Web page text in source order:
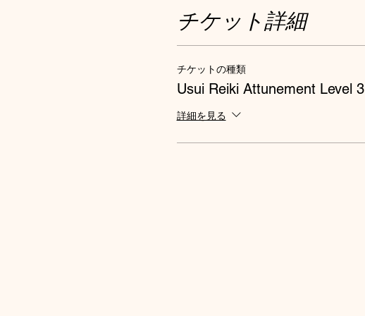
チケット詳細
チケットの種類
Usui Reiki Attunement Level 3
詳細を見る